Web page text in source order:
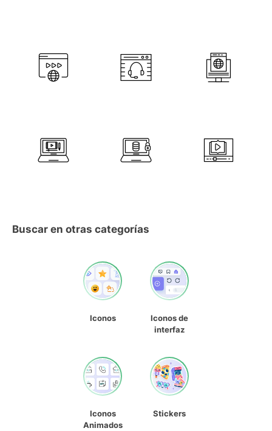
Buscar en otras categorías
Iconos
Iconos de
interfaz
Iconos
Animados
Stickers